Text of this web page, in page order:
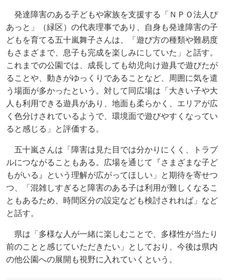
発達障害のある子どもや家族を支援する「ＮＰＯ法人ぴ
あっと」（緑区）の代表理事であり、自身も発達障害の子
どもを育てる五十嵐舞子さんは、「遊び方の種類や難易度
もさまざまで、息子も完成を楽しみにしていた」と話す。
これまでの公園では、成長しても幼児向け遊具で遊びたが
ることや、動きがゆっくりであることなど、周囲に気を遣
う場面が多かったという。対して同広場は「大きい子や大
人も利用できる遊具があり、地面も柔らかく、エリアが広
く色分けされているようで、環境面で遊びやすくなってい
ると感じる」と評価する。
五十嵐さんは「障害は見た目では分かりにくく、トラブ
ルにつながることもある。広場を通じて『さまざまな子ど
もがいる』という理解が広がってほしい」と期待を寄せつ
つ、「混雑しすぎると障害のある子は利用が難しくなるこ
ともあるため、時間区分の設定なども検討されれば」など
と話す。
県は「多様な人が一緒に楽しむことで、多様性が当たり
前のことと感じていただきたい」としており、今後は県内
の他公園への展開も視野に入れていくという。